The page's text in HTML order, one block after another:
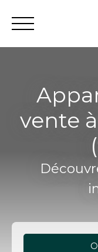
Accueil
vente